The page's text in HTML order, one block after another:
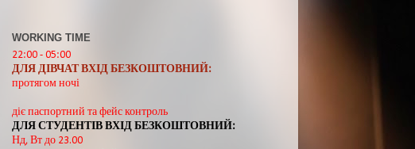
WORKING TIME
22:00 - 05:00
ДЛЯ ДІВЧАТ ВХІД БЕЗКОШТОВНИЙ:
протягом ночі
діє паспортний та фейс контроль
ДЛЯ СТУДЕНТІВ ВХІД БЕЗКОШТОВНИЙ:
Нд, Вт до 23.00